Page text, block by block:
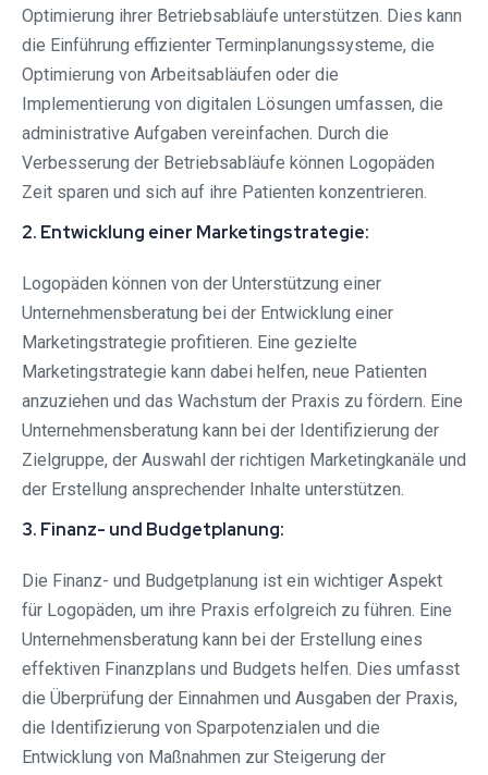
Optimierung ihrer Betriebsabläufe unterstützen. Dies kann
die Einführung effizienter Terminplanungssysteme, die
Optimierung von Arbeitsabläufen oder die
Implementierung von digitalen Lösungen umfassen, die
administrative Aufgaben vereinfachen. Durch die
Verbesserung der Betriebsabläufe können Logopäden
Zeit sparen und sich auf ihre Patienten konzentrieren.
2. Entwicklung einer Marketingstrategie:
Logopäden können von der Unterstützung einer
Unternehmensberatung bei der Entwicklung einer
Marketingstrategie profitieren. Eine gezielte
Marketingstrategie kann dabei helfen, neue Patienten
anzuziehen und das Wachstum der Praxis zu fördern. Eine
Unternehmensberatung kann bei der Identifizierung der
Zielgruppe, der Auswahl der richtigen Marketingkanäle und
der Erstellung ansprechender Inhalte unterstützen.
3. Finanz- und Budgetplanung:
Die Finanz- und Budgetplanung ist ein wichtiger Aspekt
für Logopäden, um ihre Praxis erfolgreich zu führen. Eine
Unternehmensberatung kann bei der Erstellung eines
effektiven Finanzplans und Budgets helfen. Dies umfasst
die Überprüfung der Einnahmen und Ausgaben der Praxis,
die Identifizierung von Sparpotenzialen und die
Entwicklung von Maßnahmen zur Steigerung der